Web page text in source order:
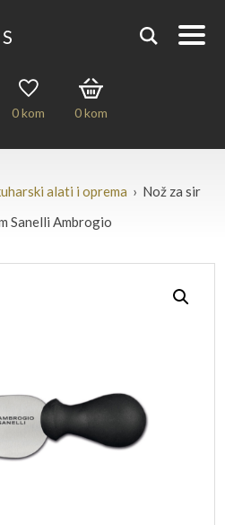
0kom 0kom
alati i oprema › Nož za sir
Sanelli Ambrogio